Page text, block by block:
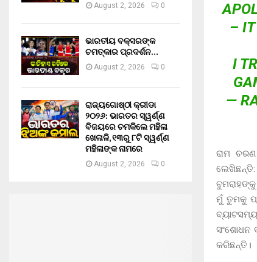
– IT
I
—
ରାମ
ମୁଁ ତୁମକୁ
ସଂଶୋଧନ
କରିଛନ୍ତି।
August 2, 2026 0
ଭାରତୀୟ ବକ୍ସରଙ୍କ
ଚମତ୍କାର ପ୍ରଦର୍ଶନ…
August 2, 2026 0
ରାଜ୍ୟଗୋଷ୍ଠୀ କ୍ରୀଡା
୨୦୨୬: ଭାରତର ସ୍ୱର୍ଣ୍ଣ
ବିଜୟରେ ଚମକିଲେ ମହିଳା
ଖେଳାଳି, ୧୩ରୁ ୮ଟି ସ୍ୱର୍ଣ୍ଣ
ମହିଳାଙ୍କ ନାମରେ
August 2, 2026 0